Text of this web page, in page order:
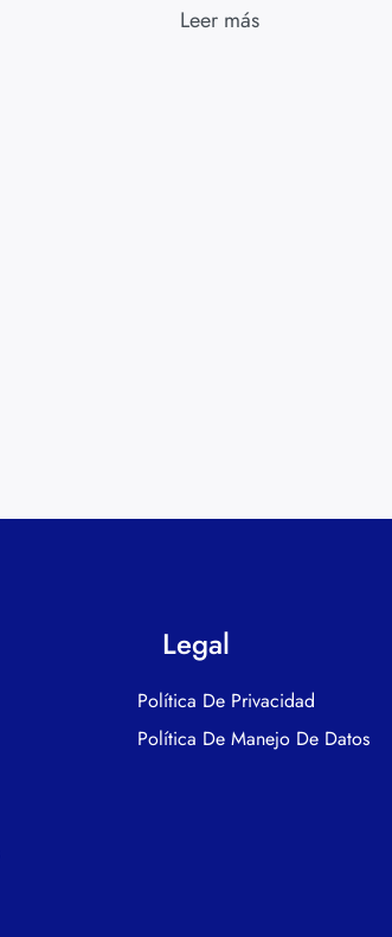
Leer más
Legal
Política De Privacidad
Política De Manejo De Datos